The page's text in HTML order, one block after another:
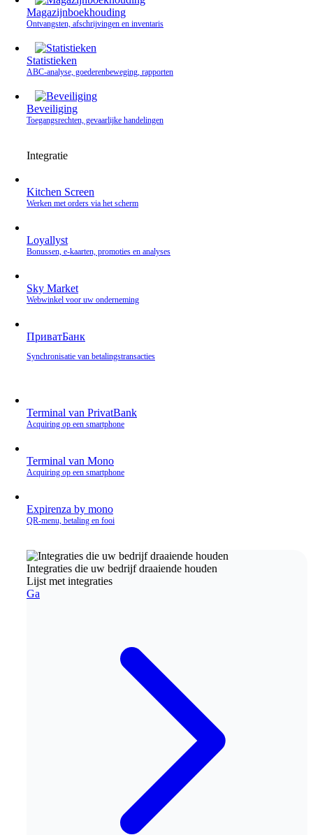
Magazijnboekhouding
Ontvangsten, afschrijvingen en inventaris
Statistieken
ABC-analyse, goederenbeweging, rapporten
Beveiliging
Toegangsrechten, gevaarlijke handelingen
Integratie
Kitchen Screen
Werken met orders via het scherm
Loyallyst
Bonussen, e‑kaarten, promoties en analyses
Sky Market
Webwinkel voor uw onderneming
ПриватБанк
Synchronisatie van betalingstransacties
Terminal van PrivatBank
Acquiring op een smartphone
Terminal van Mono
Acquiring op een smartphone
Expirenza by mono
QR‑menu, betaling en fooi
Integraties die uw bedrijf draaiende houden
Lijst met integraties
Ga